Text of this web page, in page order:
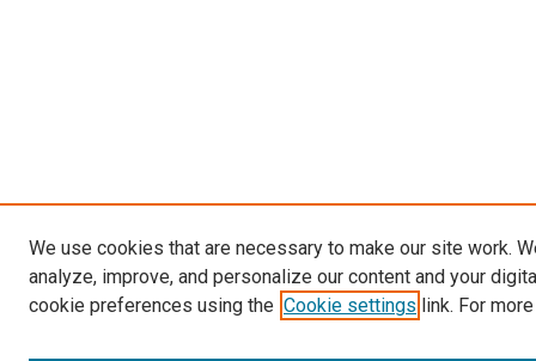
We use cookies that are necessary to make our site work.
analyze, improve, and personalize our content and your
cookie preferences using the Cookie settings link. For